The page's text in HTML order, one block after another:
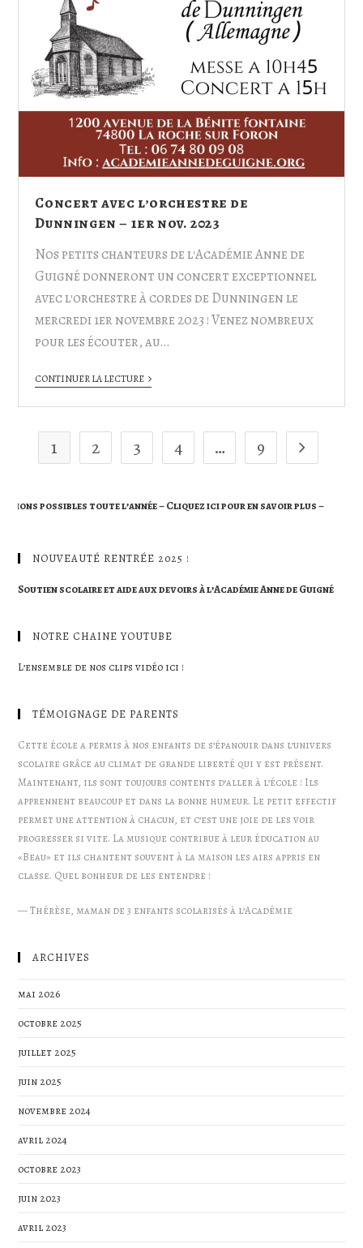
Concert avec l’orchestre de
Dunningen – 1er nov. 2023
Nos petits chanteurs de l'Académie Anne de
Guigné donneront un concert exceptionnel
avec l'orchestre à cordes de Dunningen le
mercredi 1er novembre 2023 ! Venez nombreux
pour les écouter, au…
CONTINUER LA LECTURE
1 2 3 4 … 9
– Cliquez ici pour en savoir plus –
NOUVEAUTÉ RENTRÉE 2025 !
Soutien scolaire et aide aux devoirs à l’Académie Anne de Guigné
NOTRE CHAINE YOUTUBE
L’ensemble de nos clips vidéo ici !
TÉMOIGNAGE DE PARENTS
Cette école a permis à nos enfants de s’épanouir dans l’univers
scolaire grâce au climat de grande liberté qui y est présent.
Maintenant, ils sont toujours contents d’aller à l’école ! Ils
apprennent beaucoup et dans la bonne humeur. Le petit effectif
permet une attention à chacun, et c’est une joie de les voir
progresser si vite. La musique contribue à leur éducation au
«Beau» et ils chantent souvent à la maison les airs appris en
classe. Quel bonheur de les entendre !
—Thérèse, maman de 3 enfants scolarisés à l’Académie
ARCHIVES
mai 2026
octobre 2025
juillet 2025
juin 2025
novembre 2024
avril 2024
octobre 2023
juin 2023
avril 2023